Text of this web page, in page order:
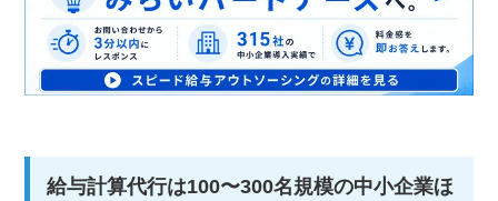
給与計算代行は100〜300名規模の中小企業ほ